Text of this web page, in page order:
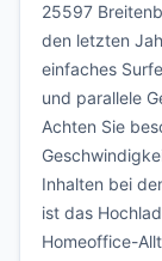
25597
den letzten
einfaches
und parallele
Achten Sie
Inhalten bei
ist das
Homeoffice-